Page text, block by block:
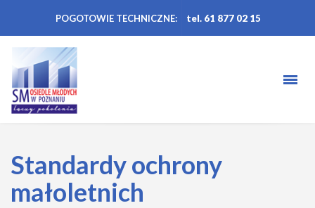
POGOTOWIE TECHNICZNE: tel. 61 877 02 15
Standardy ochrony
małoletnich